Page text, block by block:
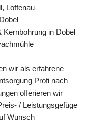
Loffenau
Kernbohrung in Dobel
wir als erfahrene
Profi nach
offerieren wir
/ Leistungsgefüge
Wunsch